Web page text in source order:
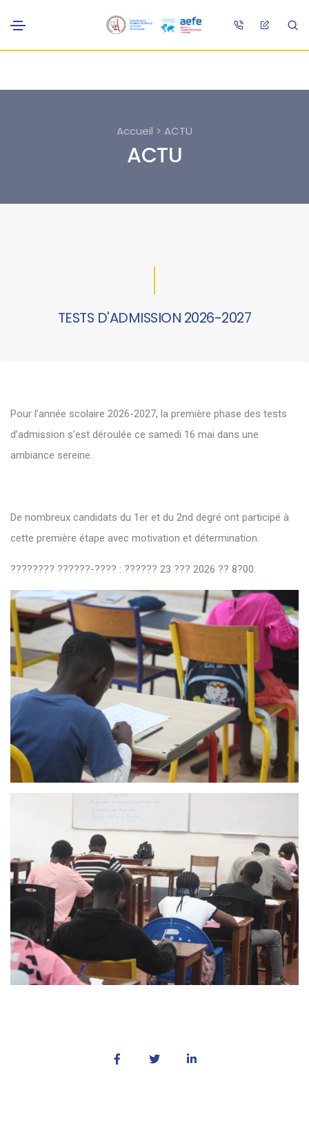
Accueil > ACTU
ACTU
TESTS D'ADMISSION 2026-2027
Pour l’année scolaire 2026-2027, la première phase des tests
d’admission s’est déroulée ce samedi 16 mai dans une
ambiance sereine.
De nombreux candidats du 1er et du 2nd degré ont participé à
cette première étape avec motivation et détermination.
???????? ??????-???? : ?????? 23 ??? 2026 ?? 8?00.